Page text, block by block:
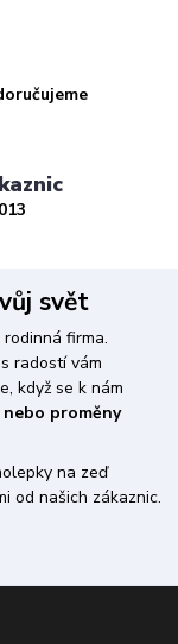
svět
firma.
radostí vám
když se k nám
proměny
na zeď
od našich zákaznic.